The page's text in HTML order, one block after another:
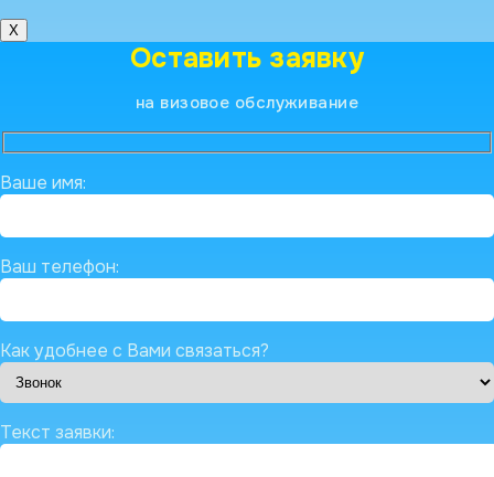
X
Оставить заявку
на визовое обслуживание
Ваше имя:
Ваш телефон:
Как удобнее с Вами связаться?
Текст заявки: